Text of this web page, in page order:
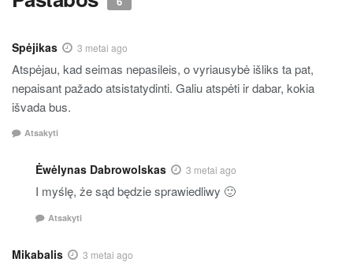
Spėjikas 3 metai ago
Atspėjau, kad seimas nepasileis, o vyriausybė išliks ta pat,
nepaisant pažado atsistatydinti. Galiu atspėti ir dabar, kokia
išvada bus.
Atsakyti
Ėwėlynas Dabrowolskas 3 metai ago
I myślę, że sąd będzie sprawiedliwy 🙂
Atsakyti
Mikabalis 3 metai ago